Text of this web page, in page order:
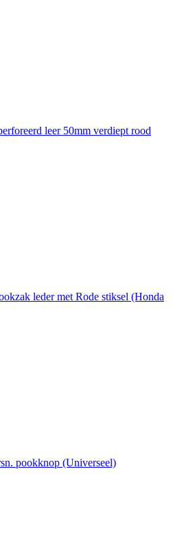
leer 50mm verdiept rood
leder met Rode stiksel (Honda
pookknop (Universeel)